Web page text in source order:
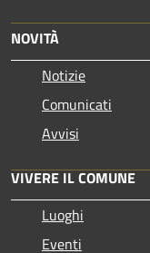
NOVITÀ
Notizie
Comunicati
Avvisi
VIVERE IL COMUNE
Luoghi
Eventi